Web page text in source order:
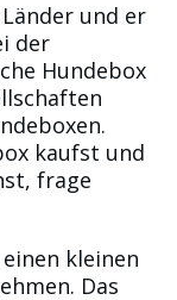
und er
der
Hundebox
kaufst und
frage
kleinen
Das